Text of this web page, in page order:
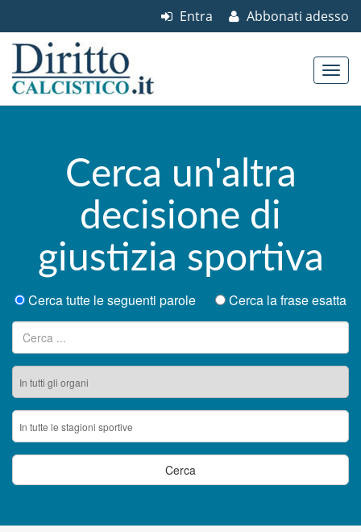
Abbonati adesso
Entra
Cerca un'altra
decisione di
giustizia sportiva
Cerca tutte le seguenti parole
Cerca la frase esatta
Ricerca per: